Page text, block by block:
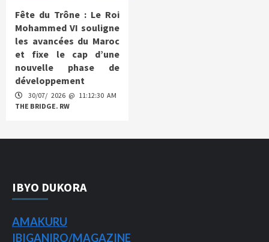
Fête du Trône : Le Roi
Mohammed VI souligne
les avancées du Maroc
et fixe le cap d’une
nouvelle phase de
développement
30/07/ 2026 @ 11:12:30 AM
THE BRIDGE. RW
IBYO DUKORA
AMAKURU
IBIGANIRO/MAGAZINE